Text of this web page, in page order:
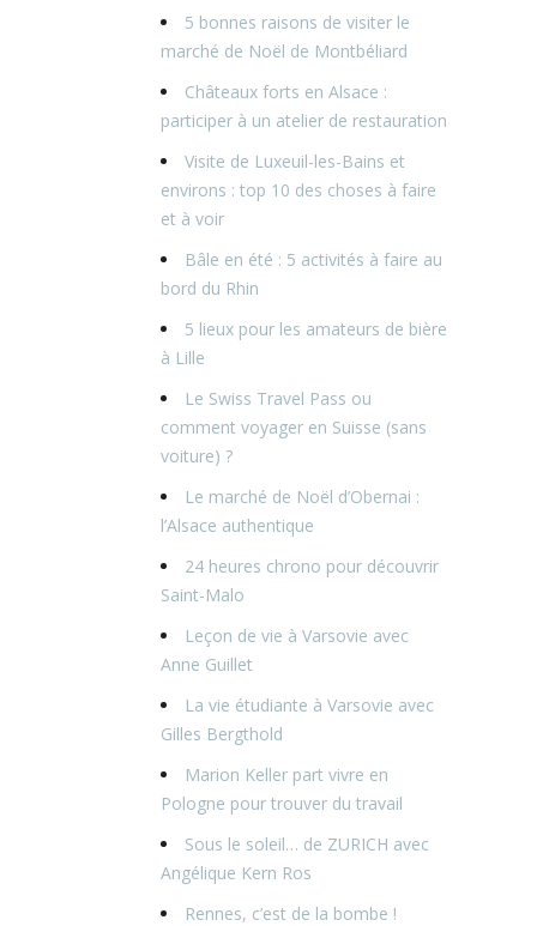
5 bonnes raisons de visiter le
marché de Noël de Montbéliard
Châteaux forts en Alsace :
participer à un atelier de restauration
Visite de Luxeuil-les-Bains et
environs : top 10 des choses à faire
et à voir
Bâle en été : 5 activités à faire au
bord du Rhin
5 lieux pour les amateurs de bière
à Lille
Le Swiss Travel Pass ou
comment voyager en Suisse (sans
voiture) ?
Le marché de Noël d’Obernai :
l’Alsace authentique
24 heures chrono pour découvrir
Saint-Malo
Leçon de vie à Varsovie avec
Anne Guillet
La vie étudiante à Varsovie avec
Gilles Bergthold
Marion Keller part vivre en
Pologne pour trouver du travail
Sous le soleil… de ZURICH avec
Angélique Kern Ros
Rennes, c’est de la bombe !